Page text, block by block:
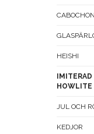
HEISHI
HOWLITE
JUL OCH
KEDJOR